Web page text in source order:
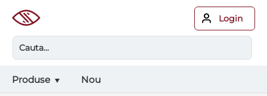
Login
Produse Nou